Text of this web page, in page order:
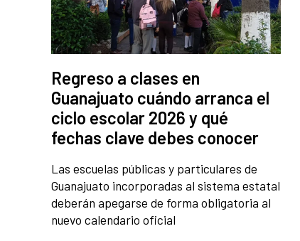
Regreso a clases en
Guanajuato cuándo arranca el
ciclo escolar 2026 y qué
fechas clave debes conocer
Las escuelas públicas y particulares de
Guanajuato incorporadas al sistema estatal
deberán apegarse de forma obligatoria al
nuevo calendario oficial